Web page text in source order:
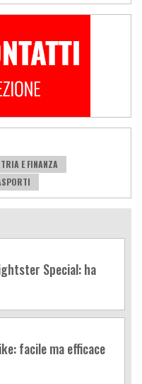
E FINANZA
Special: ha
facile ma efficace